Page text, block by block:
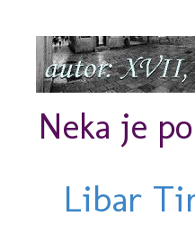
Neka je
Libar